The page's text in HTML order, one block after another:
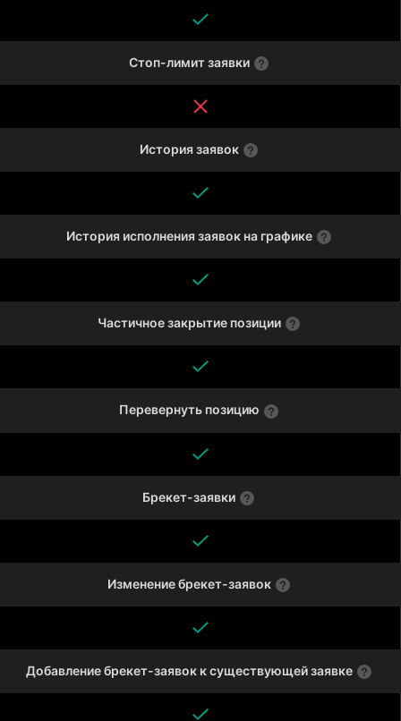
Стоп-лимит заявки
История заявок
История исполнения заявок на графике
Частичное закрытие позиции
Перевернуть позицию
Брекет-заявки
Изменение брекет-заявок
Добавление брекет-заявок к существующей заявке